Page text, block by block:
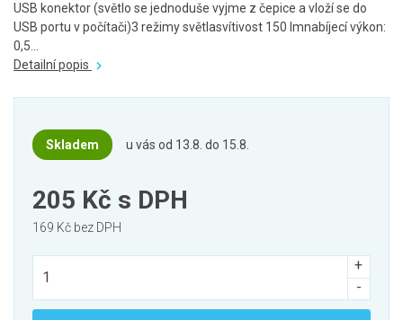
USB konektor (světlo se jednoduše vyjme z čepice a vloží se do
USB portu v počítači)3 režimy světlasvítivost 150 lmnabíjecí výkon:
0,5...
Detailní popis
Skladem u vás od 13.8. do 15.8.
205 Kč s DPH
169 Kč bez DPH